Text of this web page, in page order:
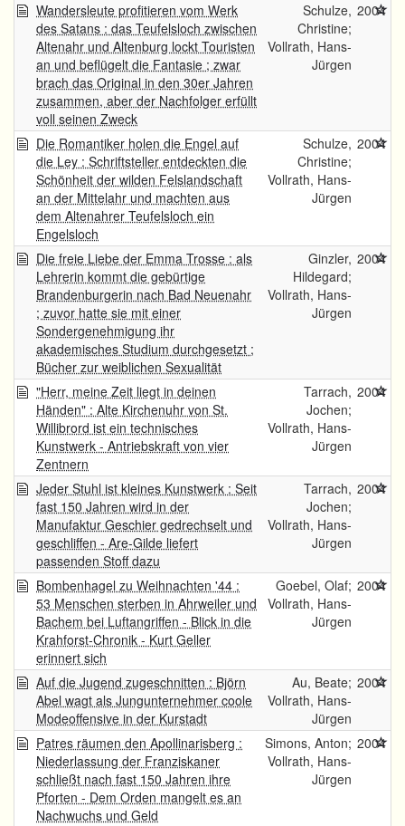
Wandersleute profitieren vom Werk
des Satans : das Teufelsloch zwischen
Altenahr und Altenburg lockt Touristen
an und beflügelt die Fantasie ; zwar
brach das Original in den 30er Jahren
zusammen, aber der Nachfolger erfüllt
voll seinen Zweck
Schulze,
Christine;
Vollrath, Hans-
Jürgen
2004
Die Romantiker holen die Engel auf
die Ley : Schriftsteller entdeckten die
Schönheit der wilden Felslandschaft
an der Mittelahr und machten aus
dem Altenahrer Teufelsloch ein
Engelsloch
Schulze,
Christine;
Vollrath, Hans-
Jürgen
2004
Die freie Liebe der Emma Trosse : als
Lehrerin kommt die gebürtige
Brandenburgerin nach Bad Neuenahr
; zuvor hatte sie mit einer
Sondergenehmigung ihr
akademisches Studium durchgesetzt ;
Bücher zur weiblichen Sexualität
Ginzler,
Hildegard;
Vollrath, Hans-
Jürgen
2004
"Herr, meine Zeit liegt in deinen
Händen" : Alte Kirchenuhr von St.
Willibrord ist ein technisches
Kunstwerk - Antriebskraft von vier
Zentnern
Tarrach,
Jochen;
Vollrath, Hans-
Jürgen
2004
Jeder Stuhl ist kleines Kunstwerk : Seit
fast 150 Jahren wird in der
Manufaktur Geschier gedrechselt und
geschliffen - Are-Gilde liefert
passenden Stoff dazu
Tarrach,
Jochen;
Vollrath, Hans-
Jürgen
2004
Bombenhagel zu Weihnachten '44 :
53 Menschen sterben in Ahrweiler und
Bachem bei Luftangriffen - Blick in die
Krahforst-Chronik - Kurt Geller
erinnert sich
Goebel, Olaf;
Vollrath, Hans-
Jürgen
2004
Auf die Jugend zugeschnitten : Björn
Abel wagt als Jungunternehmer coole
Modeoffensive in der Kurstadt
Au, Beate;
Vollrath, Hans-
Jürgen
2004
Patres räumen den Apollinarisberg :
Niederlassung der Franziskaner
schließt nach fast 150 Jahren ihre
Pforten - Dem Orden mangelt es an
Nachwuchs und Geld
Simons, Anton;
Vollrath, Hans-
Jürgen
2004